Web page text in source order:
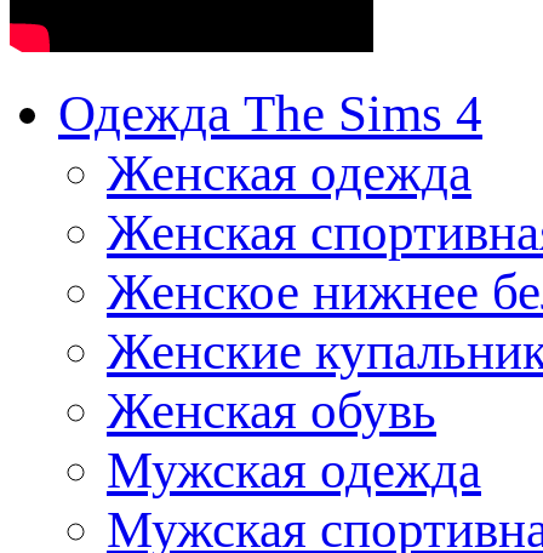
Одежда The Sims 4
Женская одежда
Женская
Женское нижнее
Женские
Женская обувь
Мужская одежда
Мужская